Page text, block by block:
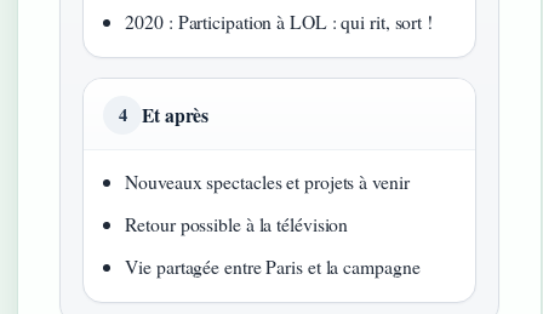
2020 : Participation à LOL : qui rit, sort !
4 Et après
Nouveaux spectacles et projets à venir
Retour possible à la télévision
Vie partagée entre Paris et la campagne